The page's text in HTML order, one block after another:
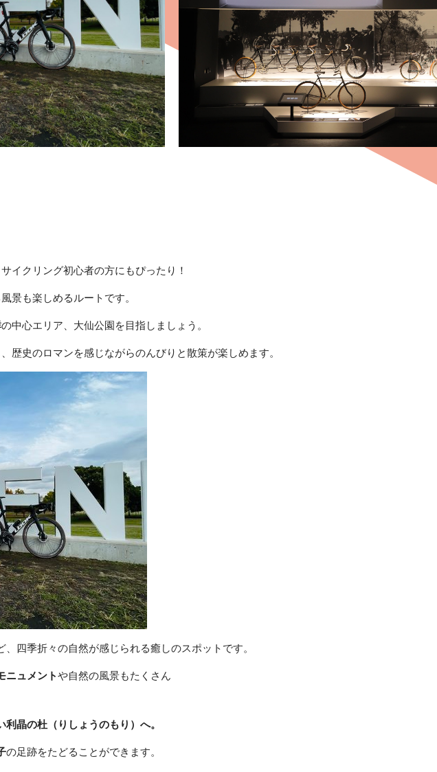
イクリング初心者の方にもぴったり！
景も楽しめるルートです。
の中心エリア、大仙公園を目指しましょう。
歴史のロマンを感じながらのんびりと散策が楽しめます。
四季折々の自然が感じられる癒しのスポットです。
ニュメントや自然の風景もたくさん
利晶の杜（りしょうのもり）へ。
の足跡をたどることができます。